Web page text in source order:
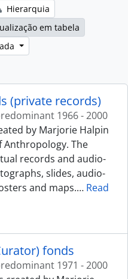
Hierarquia
em tabela
(private records)
1966 - 2000
by Marjorie Halpin
Anthropology. The
records and audio-
slides, audio-
and maps.… Read
fonds
1971 - 2000